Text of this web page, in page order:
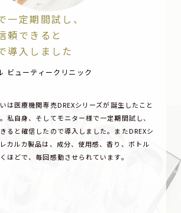
一定期間試し、
頼できると
導入しました
ビューティークリニック
は医療機関専売DREXシリーズが誕生したこと
私自身、そしてモニター様で一定期間試し、
ると確信したので導入しました。またDREXシ
カルカ製品は、成分、使用感、香り、ボトル
ほどで、毎回感動させられています。